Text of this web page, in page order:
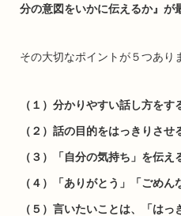
分の意図をいかに伝えるか』が
その大切なポイントが５つあり
（１）分かりやすい話し方をす
（２）話の目的をはっきりさせ
（３）「自分の気持ち」を伝え
（４）「ありがとう」「ごめん
（５）言いたいことは、「はっ